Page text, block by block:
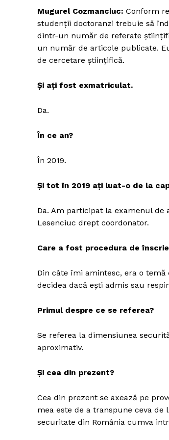
Mugurel Cozmanciuc: Conform
studenții doctoranzi trebuie să
dintr-un număr de referate
un număr de articole publicate.
de cercetare științifică.
Și ați fost exmatriculat.
Da.
În ce an?
În 2019.
Și tot în 2019 ați luat-o de la
Da. Am participat la examenul
Lesenciuc drept coordonator.
Care a fost procedura de
Din câte îmi amintesc, era o
decidea dacă ești admis sau
Primul despre ce se referea?
Se referea la dimensiunea
aproximativ.
Și cea din prezent?
Cea din prezent se axează pe
mea este de a transpune ceva
securitate din România cumva